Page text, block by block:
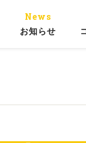
News
お知らせ